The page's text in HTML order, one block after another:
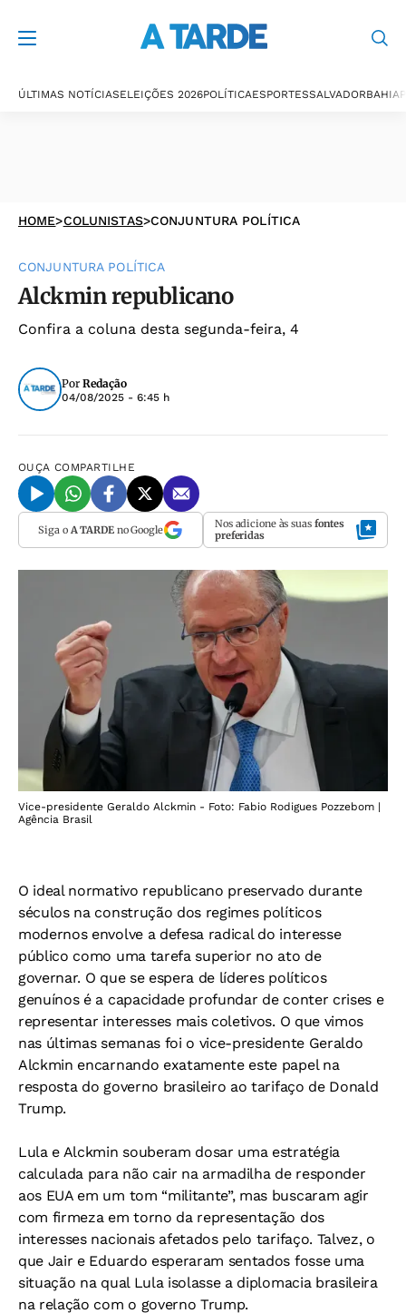
ÚLTIMAS NOTÍCIASELEIÇÕES 2026POLÍTICAESPORTESSALVADORBAHIA
HOME>COLUNISTAS>CONJUNTURA POLÍTICA
CONJUNTURA POLÍTICA
Alckmin republicano
Confira a coluna desta segunda-feira, 4
Por Redação
04/08/2025 - 6:45 h
OUÇA COMPARTILHE
Siga o A TARDEno Google Nos adicione às suas fontes
preferidas
Vice-presidente Geraldo Alckmin - Foto: Fabio Rodigues Pozzebom |
Agência Brasil
O ideal normativo republicano preservado durante
séculos na construção dos regimes políticos
modernos envolve a defesa radical do interesse
público como uma tarefa superior no ato de
governar. O que se espera de líderes políticos
genuínos é a capacidade profundar de conter crises e
representar interesses mais coletivos. O que vimos
nas últimas semanas foi o vice-presidente Geraldo
Alckmin encarnando exatamente este papel na
resposta do governo brasileiro ao tarifaço de Donald
Trump.
Lula e Alckmin souberam dosar uma estratégia
calculada para não cair na armadilha de responder
aos EUA em um tom “militante”, mas buscaram agir
com firmeza em torno da representação dos
interesses nacionais afetados pelo tarifaço. Talvez, o
que Jair e Eduardo esperaram sentados fosse uma
situação na qual Lula isolasse a diplomacia brasileira
na relação com o governo Trump.